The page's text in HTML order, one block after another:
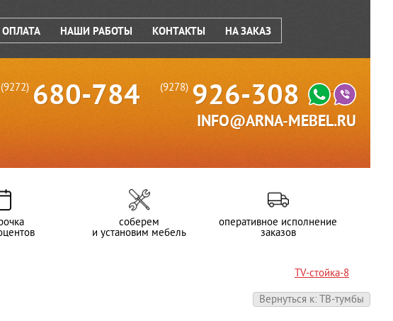
ОПЛАТА НАШИ РАБОТЫ КОНТАКТЫ НА ЗАКАЗ
(9272) 680-784 (9278) 926-308
INFO@ARNA-MEBEL.RU
соберем
и установим мебель
оперативное исполнение
заказов
TV-стойка-8
Вернуться к: ТВ-тумбы